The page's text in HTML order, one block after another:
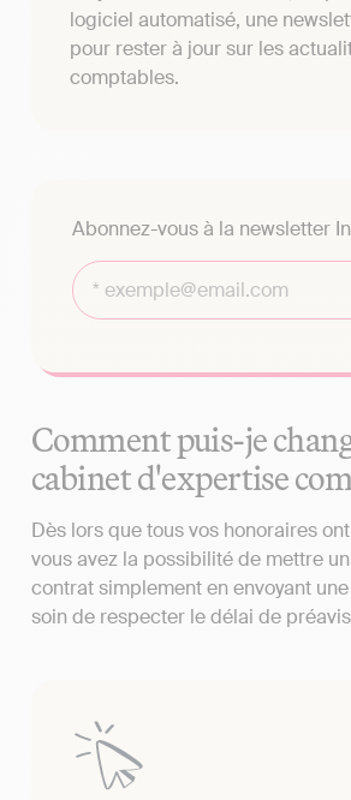
logiciel automatisé, une
pour rester à jour sur les
comptables.
Abonnez-vous à la newsletter
Comment puis-je
cabinet d'expertise
Dès lors que tous vos honoraires
vous avez la possibilité de mettre
contrat simplement en envoyant
soin de respecter le délai de